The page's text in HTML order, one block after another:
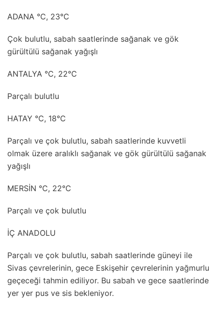
ADANA °C, 23°C
Çok bulutlu, sabah saatlerinde sağanak ve gök
gürültülü sağanak yağışlı
ANTALYA °C, 22°C
Parçalı bulutlu
HATAY °C, 18°C
Parçalı ve çok bulutlu, sabah saatlerinde kuvvetli
olmak üzere aralıklı sağanak ve gök gürültülü sağanak
yağışlı
MERSİN °C, 22°C
Parçalı ve çok bulutlu
İÇ ANADOLU
Parçalı ve çok bulutlu, sabah saatlerinde güneyi ile
Sivas çevrelerinin, gece Eskişehir çevrelerinin yağmurlu
geçeceği tahmin ediliyor. Bu sabah ve gece saatlerinde
yer yer pus ve sis bekleniyor.